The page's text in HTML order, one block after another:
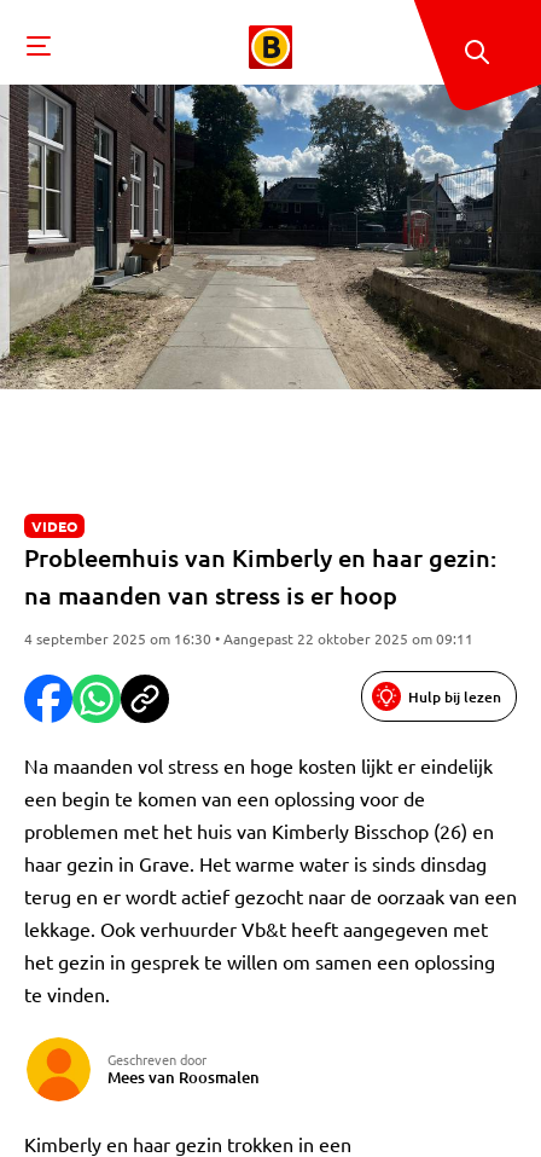
VIDEO
Probleemhuis van Kimberly en haar gezin:
na maanden van stress is er hoop
4 september 2025 om 16:30 • Aangepast 22 oktober 2025 om 09:11
Hulp bij lezen
Na maanden vol stress en hoge kosten lijkt er eindelijk
een begin te komen van een oplossing voor de
problemen met het huis van Kimberly Bisschop (26) en
haar gezin in Grave. Het warme water is sinds dinsdag
terug en er wordt actief gezocht naar de oorzaak van een
lekkage. Ook verhuurder Vb&t heeft aangegeven met
het gezin in gesprek te willen om samen een oplossing
te vinden.
Geschreven door
Mees van Roosmalen
Kimberly en haar gezin trokken in een